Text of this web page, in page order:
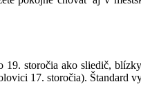
storočia ako sliedič,
17. storočia). Štandard